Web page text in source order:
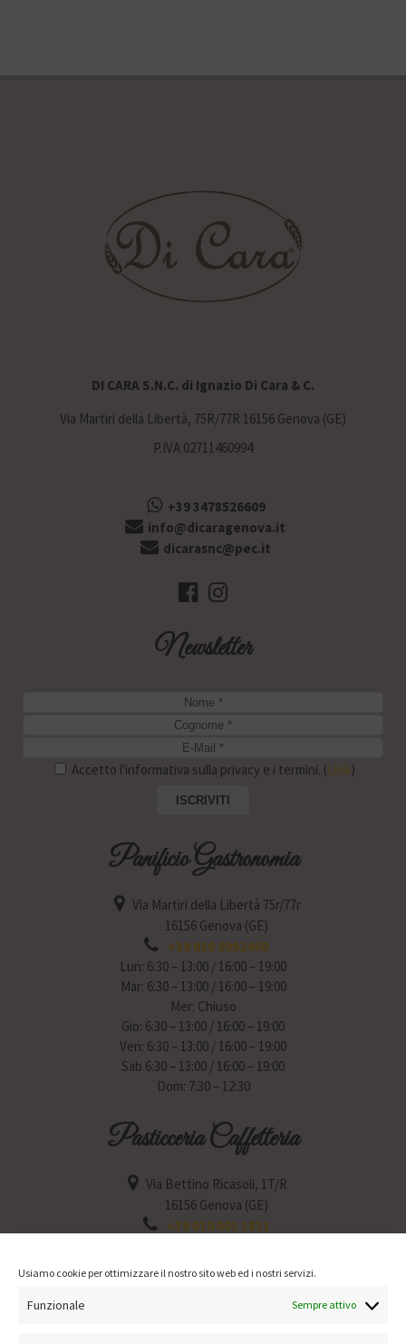
Usiamo cookie per ottimizzare il nostro sito web ed i nostri servizi.
Funzionale Sempre attivo
DI CARA S.N.C. di Ignazio Di Cara & C.
Via Martiri della Libertà, 75R/77R 16156 Genova (GE)
P.IVA 02711460994
+39 3478526609
info@dicaragenova.it
dicarasnc@pec.it
Newsletter
Accetto l'informativa sulla privacy e i termini. (Link)
Panificio Gastronomia
Via Martiri della Libertà 75r/77r
16156 Genova (GE)
+39 010 0992460
Lun: 6:30 – 13:00 / 16:00 – 19:00
Mar: 6:30 – 13:00 / 16:00 – 19:00
Mer: Chiuso
Gio: 6:30 – 13:00 / 16:00 – 19:00
Ven: 6:30 – 13:00 / 16:00 – 19:00
Sab 6:30 – 13:00 / 16:00 – 19:00
Dom: 7:30 – 12:30
Pasticceria Caffetteria
Via Bettino Ricasoli, 1T/R
16156 Genova (GE)
+39 010 001 1811
Mar: 6:30 – 12:30 / 15:30 – 19:30